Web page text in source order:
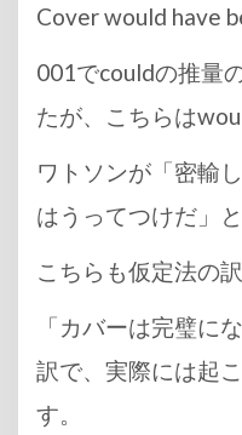
Cover would have
001でcouldの推量
たが、こちらは
ワトソンが「密輸
はうってつけだ」
こちらも仮定法の
「カバーは完璧に
訳で、実際には起
す。